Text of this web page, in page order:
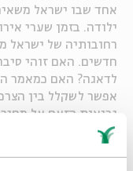
אחד שבו ישראל
ילודה. בזמן שערי
רחובותיה של ישראל
חדשים. האם זוהי
לדאגה? האם כמאמר
אפשר לשקלל בין
נבואות הזעם על